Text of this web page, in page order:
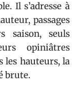
Il s’adresse à
passages
saison, seuls
opiniâtres
les hauteurs, la
brute.